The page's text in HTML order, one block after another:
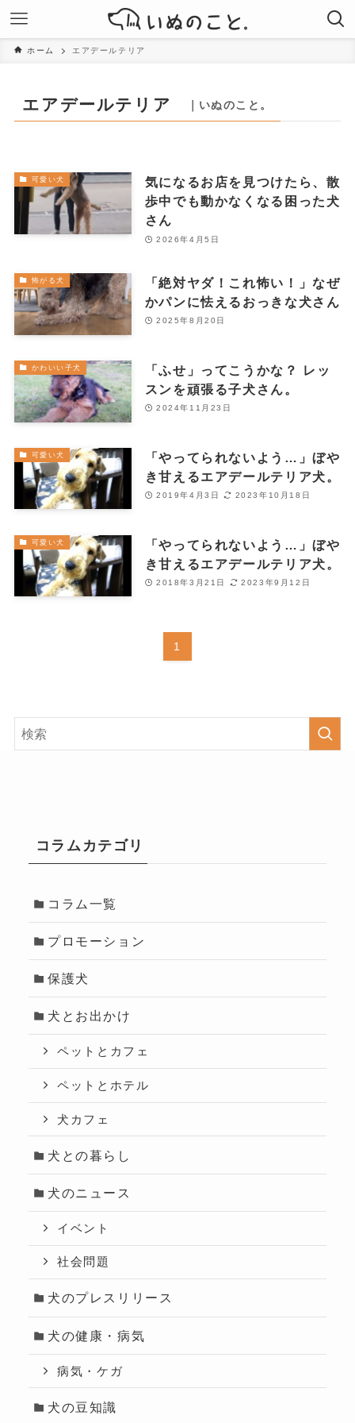
ホーム エアデールテリア
エアデールテリア ｜いぬのこと。
可愛い犬
気になるお店を見つけたら、散
歩中でも動かなくなる困った犬
さん
2026年4月5日
怖がる犬
「絶対ヤダ！これ怖い！」なぜ
かパンに怯えるおっきな犬さん
2025年8月20日
かわいい子犬
「ふせ」ってこうかな？ レッ
スンを頑張る子犬さん。
2024年11月23日
可愛い犬
「やってられないよう…」ぼや
き甘えるエアデールテリア犬。
2019年4月3日 2023年10月18日
可愛い犬
「やってられないよう…」ぼや
き甘えるエアデールテリア犬。
2018年3月21日 2023年9月12日
1
コラムカテゴリ
コラム一覧
プロモーション
保護犬
犬とお出かけ
ペットとカフェ
ペットとホテル
犬カフェ
犬との暮らし
犬のニュース
イベント
社会問題
犬のプレスリリース
犬の健康・病気
病気・ケガ
犬の豆知識